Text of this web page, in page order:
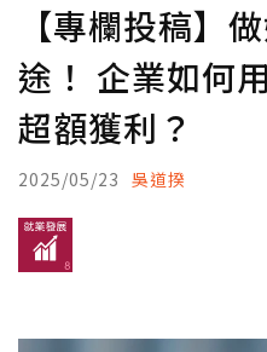
【專欄投稿】
途！ 企業如何
超額獲利？
2025/05/23 吳道揆